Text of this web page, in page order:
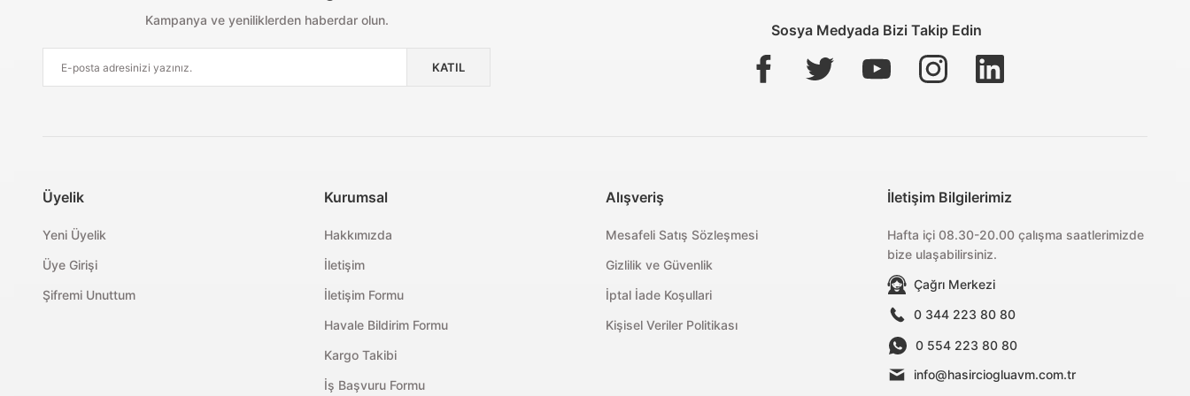
Kampanya ve yeniliklerden haberdar olun.
KATIL
Sosya Medyada Bizi Takip Edin
Üyelik
Yeni Üyelik
Üye Girişi
Şifremi Unuttum
Kurumsal
Hakkımızda
İletişim
İletişim Formu
Havale Bildirim Formu
Kargo Takibi
İş Başvuru Formu
Alışveriş
Mesafeli Satış Sözleşmesi
Gizlilik ve Güvenlik
İptal İade Koşullari
Kişisel Veriler Politikası
İletişim Bilgilerimiz
Hafta içi 08.30-20.00 çalışma saatlerimizde
bize ulaşabilirsiniz.
Çağrı Merkezi
0 344 223 80 80
0 554 223 80 80
info@hasirciogluavm.com.tr